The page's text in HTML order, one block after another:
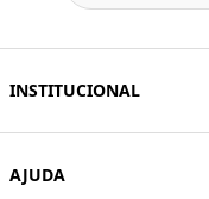
INSTITUCIONAL
AJUDA